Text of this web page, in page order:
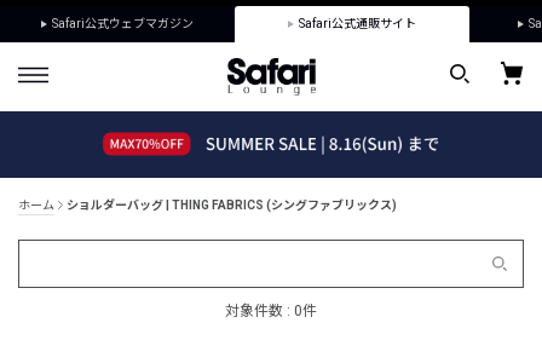
Safari公式ウェブマガジン Safari公式通販サイト
ホーム ショルダーバッグ | THING FABRICS (シングファブリックス)
対象件数 : 0件